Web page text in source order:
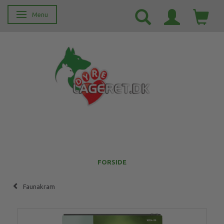
Skifte navigation
Menu
FORSIDE
Faunakram